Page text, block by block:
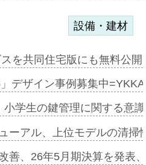
設備・建材
を共同住宅版にも無料公
」デザイン事例募集中
小学生の鍵管理に関する意
ーアル、上位モデルの清
善、26年5月期決算を発表